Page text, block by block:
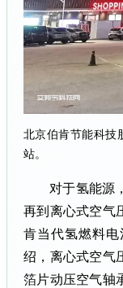
北京伯肯节能科技
站。
对于氢能源
再到离心式空气
肯当代氢燃料
绍，离心式空气
箔片动压空气轴